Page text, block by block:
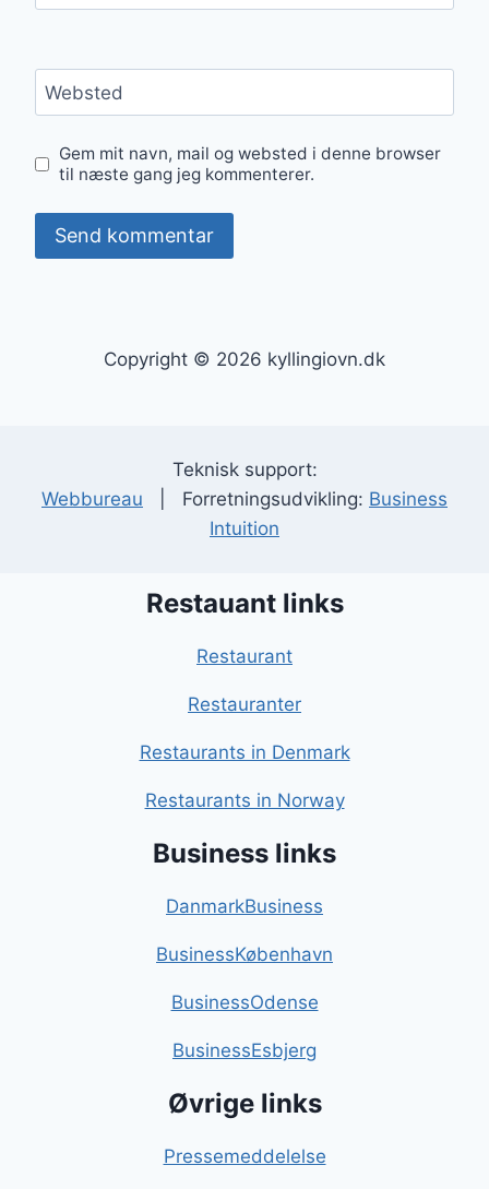
Websted
Gem mit navn, mail og websted i denne browser
til næste gang jeg kommenterer.
Copyright © 2026 kyllingiovn.dk
Teknisk support:
Webbureau | Forretningsudvikling: Business
Intuition
Restauant links
Restaurant
Restauranter
Restaurants in Denmark
Restaurants in Norway
Business links
DanmarkBusiness
BusinessKøbenhavn
BusinessOdense
BusinessEsbjerg
Øvrige links
Pressemeddelelse